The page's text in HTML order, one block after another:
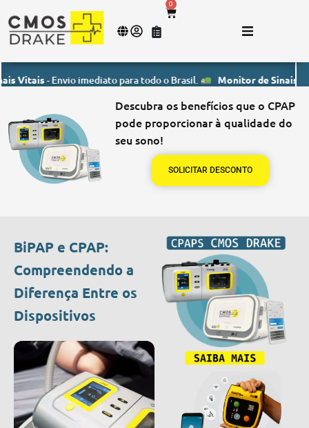
0
- Envio imediato para todo o Brasil. Monitor de Sinais Vitais-
Descubra os benefícios que o CPAP
pode proporcionar à qualidade do
seu sono!
SOLICITAR DESCONTO
BiPAP e CPAP:
Compreendendo a
Diferença Entre os
Dispositivos